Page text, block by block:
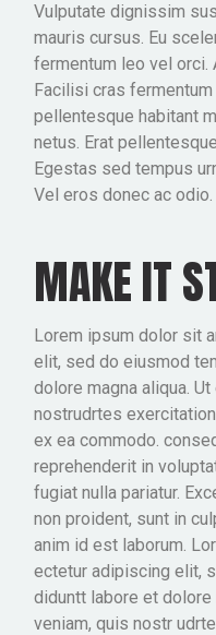
Vulputate dignissim
mauris cursus. Eu
fermentum leo vel orci.
Facilisi cras
pellentesque habitant
netus. Erat
Egestas sed tempus
Vel eros donec ac odio.
MAKE IT
Lorem ipsum dolor sit
elit, sed do eiusmod
dolore magna aliqua.
nostrudrtes
ex ea commodo.
reprehenderit in
fugiat nulla pariatur.
non proident, sunt in
anim id est laborum.
ectetur adipiscing elit,
diduntt labore et dolore
veniam, quis nostr